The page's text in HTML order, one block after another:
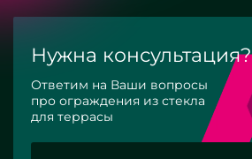
Нужна консультация?
Ответим на Ваши вопросы
про ограждения из стекла
для террасы